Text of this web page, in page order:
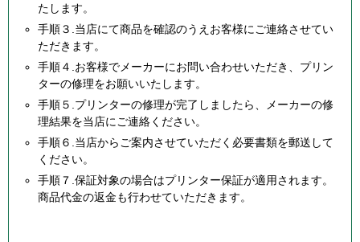
たします。
手順３.当店にて商品を確認のうえお客様にご連絡させてい
ただきます。
手順４.お客様でメーカーにお問い合わせいただき、プリン
ターの修理をお願いいたします。
手順５.プリンターの修理が完了しましたら、メーカーの修
理結果を当店にご連絡ください。
手順６.当店からご案内させていただく必要書類を郵送して
ください。
手順７.保証対象の場合はプリンター保証が適用されます。
商品代金の返金も行わせていただきます。